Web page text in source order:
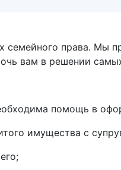
права. Мы
вам в решении
помощь в
имущества с